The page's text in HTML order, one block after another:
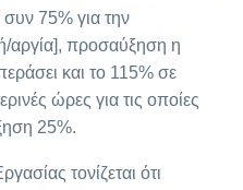
75% για την
αργία], προσαύξηση η
και το 115% σε
ώρες για τις οποίες
25%.
τονίζεται ότι